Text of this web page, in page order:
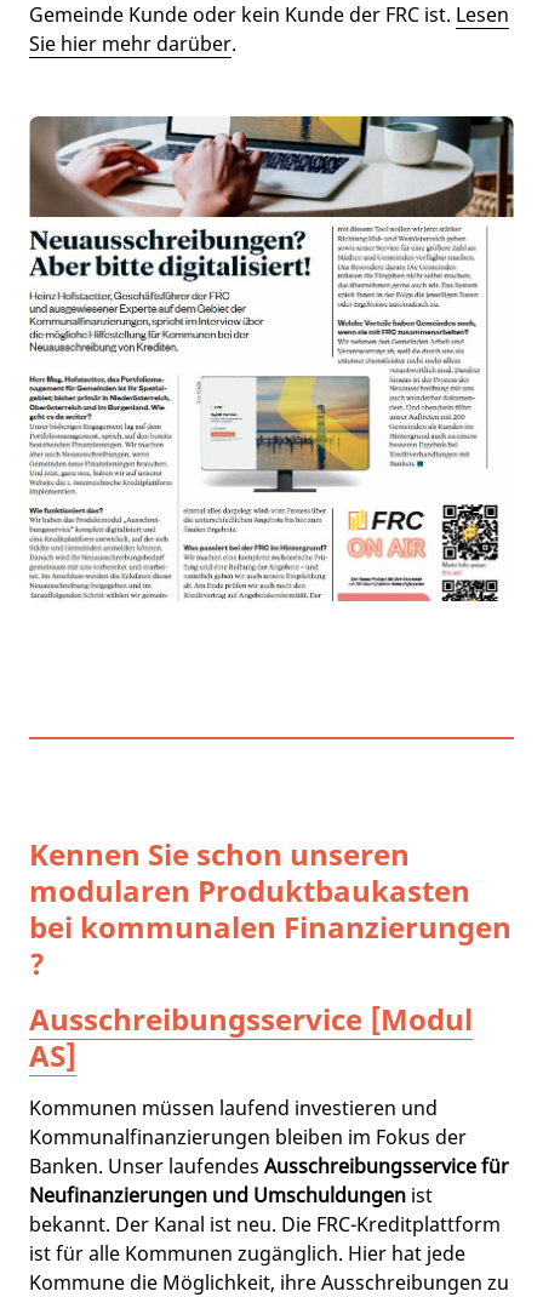
Gemeinde Kunde oder kein Kunde der FRC ist. Lesen
Sie hier mehr darüber.
Kennen Sie schon unseren
modularen Produktbaukasten
bei kommunalen Finanzierungen
?
Ausschreibungsservice [Modul
AS]
Kommunen müssen laufend investieren und
Kommunalfinanzierungen bleiben im Fokus der
Banken. Unser laufendes Ausschreibungsservice für
Neufinanzierungen und Umschuldungen ist
bekannt. Der Kanal ist neu. Die FRC-Kreditplattform
ist für alle Kommunen zugänglich. Hier hat jede
Kommune die Möglichkeit, ihre Ausschreibungen zu